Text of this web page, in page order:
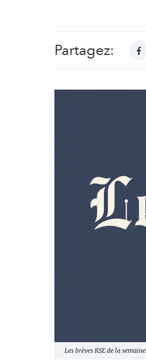
Partagez:
Les brèves RSE de la